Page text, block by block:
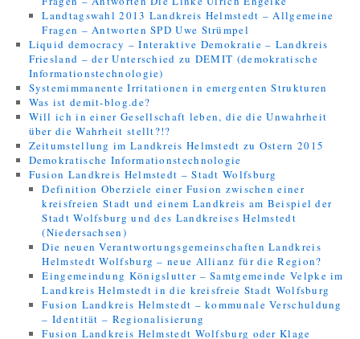
Landtagswahl 2013 Landkreis Helmstedt – Allgemeine
Fragen – Antworten SPD Uwe Strümpel
Liquid democracy – Interaktive Demokratie – Landkreis
Friesland – der Unterschied zu DEMIT (demokratische
Informationstechnologie)
Systemimmanente Irritationen in emergenten Strukturen
Was ist demit-blog.de?
Will ich in einer Gesellschaft leben, die die Unwahrheit
über die Wahrheit stellt?!?
Zeitumstellung im Landkreis Helmstedt zu Ostern 2015
Demokratische Informationstechnologie
Fusion Landkreis Helmstedt – Stadt Wolfsburg
Definition Oberziele einer Fusion zwischen einer
kreisfreien Stadt und einem Landkreis am Beispiel der
Stadt Wolfsburg und des Landkreises Helmstedt
(Niedersachsen)
Die neuen Verantwortungsgemeinschaften Landkreis
Helmstedt Wolfsburg – neue Allianz für die Region?
Eingemeindung Königslutter – Samtgemeinde Velpke im
Landkreis Helmstedt in die kreisfreie Stadt Wolfsburg
Fusion Landkreis Helmstedt – kommunale Verschuldung
– Identität – Regionalisierung
Fusion Landkreis Helmstedt Wolfsburg oder Klage